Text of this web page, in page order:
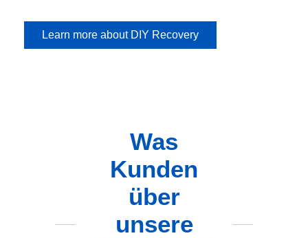
Learn more about DIY Recovery
Was
Kunden
über
unsere